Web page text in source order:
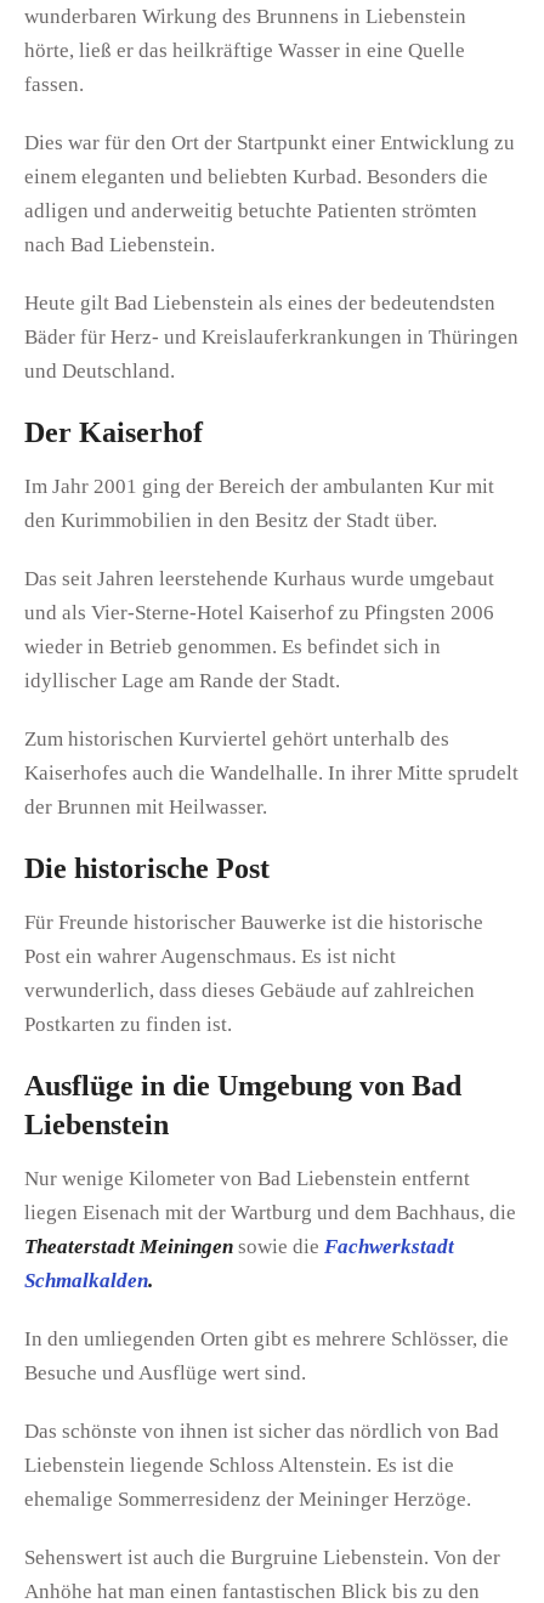
wunderbaren Wirkung des Brunnens in Liebenstein
hörte, ließ er das heilkräftige Wasser in eine Quelle
fassen.
Dies war für den Ort der Startpunkt einer Entwicklung zu
einem eleganten und beliebten Kurbad. Besonders die
adligen und anderweitig betuchte Patienten strömten
nach Bad Liebenstein.
Heute gilt Bad Liebenstein als eines der bedeutendsten
Bäder für Herz- und Kreislauferkrankungen in Thüringen
und Deutschland.
Der Kaiserhof
Im Jahr 2001 ging der Bereich der ambulanten Kur mit
den Kurimmobilien in den Besitz der Stadt über.
Das seit Jahren leerstehende Kurhaus wurde umgebaut
und als Vier-Sterne-Hotel Kaiserhof zu Pfingsten 2006
wieder in Betrieb genommen. Es befindet sich in
idyllischer Lage am Rande der Stadt.
Zum historischen Kurviertel gehört unterhalb des
Kaiserhofes auch die Wandelhalle. In ihrer Mitte sprudelt
der Brunnen mit Heilwasser.
Die historische Post
Für Freunde historischer Bauwerke ist die historische
Post ein wahrer Augenschmaus. Es ist nicht
verwunderlich, dass dieses Gebäude auf zahlreichen
Postkarten zu finden ist.
Ausflüge in die Umgebung von Bad
Liebenstein
Nur wenige Kilometer von Bad Liebenstein entfernt
liegen Eisenach mit der Wartburg und dem Bachhaus, die
Theaterstadt Meiningen sowie die Fachwerkstadt
Schmalkalden.
In den umliegenden Orten gibt es mehrere Schlösser, die
Besuche und Ausflüge wert sind.
Das schönste von ihnen ist sicher das nördlich von Bad
Liebenstein liegende Schloss Altenstein. Es ist die
ehemalige Sommerresidenz der Meininger Herzöge.
Sehenswert ist auch die Burgruine Liebenstein. Von der
Anhöhe hat man einen fantastischen Blick bis zu den